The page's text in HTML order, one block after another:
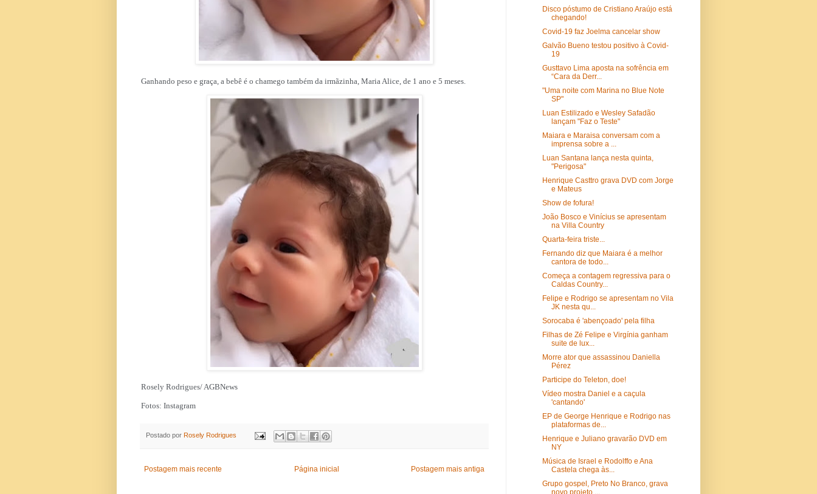
Ganhando peso e graça, a bebê é o chamego também da irmãzinha, Maria Alice, de 1 ano e 5 meses.
Rosely Rodrigues/ AGBNews
Fotos: Instagram
Postado por Rosely Rodrigues
Postagem mais recente Postagem mais antiga
Página inicial
Disco póstumo de Cristiano Araújo está
chegando!
Covid-19 faz Joelma cancelar show
Galvão Bueno testou positivo à Covid-
19
Gusttavo Lima aposta na sofrência em
“Cara da Derr...
"Uma noite com Marina no Blue Note
SP"
Luan Estilizado e Wesley Safadão
lançam "Faz o Teste"
Maiara e Maraisa conversam com a
imprensa sobre a ...
Luan Santana lança nesta quinta,
"Perigosa"
Henrique Casttro grava DVD com Jorge
e Mateus
Show de fofura!
João Bosco e Vinícius se apresentam
na Villa Country
Quarta-feira triste...
Fernando diz que Maiara é a melhor
cantora de todo...
Começa a contagem regressiva para o
Caldas Country...
Felipe e Rodrigo se apresentam no Vila
JK nesta qu...
Sorocaba é 'abençoado' pela filha
Filhas de Zé Felipe e Virgínia ganham
suite de lux...
Morre ator que assassinou Daniella
Pérez
Participe do Teleton, doe!
Vídeo mostra Daniel e a caçula
'cantando'
EP de George Henrique e Rodrigo nas
plataformas de...
Henrique e Juliano gravarão DVD em
NY
Música de Israel e Rodolffo e Ana
Castela chega às...
Grupo gospel, Preto No Branco, grava
novo projeto ...